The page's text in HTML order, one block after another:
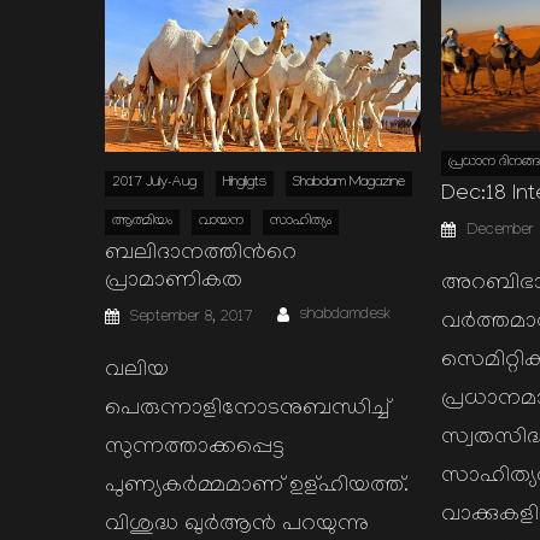
2017 July-Aug Hihgligts Shabdam Magazine
ആത്മിയം വായന സാഹിത്യം
ബലിദാനത്തിന്‍റെ
പ്രാമാണികത
Posted
on
September 8, 2017 Author
shabdamdesk
വലിയ
പെരുന്നാളിനോടനുബന്ധിച്ച്
സുന്നത്താക്കപ്പെട്ട
പുണ്യകര്‍മ്മമാണ് ഉള്ഹിയത്ത്.
വിശുദ്ധ ഖുര്‍ആന്‍ പറയുന്നു
പ്രധാന
Dec:18
Posted
on
December